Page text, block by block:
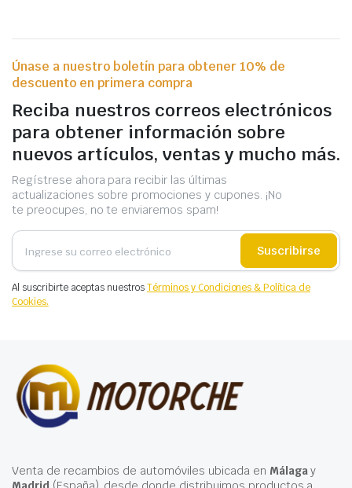
Únase a nuestro boletín para obtener 10% de
descuento en primera compra
Reciba nuestros correos electrónicos
para obtener información sobre
nuevos artículos, ventas y mucho más.
Regístrese ahora para recibir las últimas
actualizaciones sobre promociones y cupones. ¡No
te preocupes, no te enviaremos spam!
Suscribirse
Al suscribirte aceptas nuestrosTérminos y Condiciones & Política de
Cookies.
Venta de recambios de automóviles ubicada en Málagay